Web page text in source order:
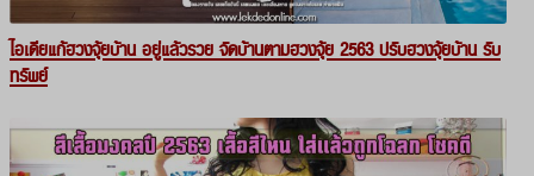
ไอเดียแก้ฮวงจุ้ยบ้าน อยู่แล้วรวย จัดบ้านตามฮวงจุ้ย 2563 ปรับฮวงจุ้ยบ้าน รับ
ทรัพย์